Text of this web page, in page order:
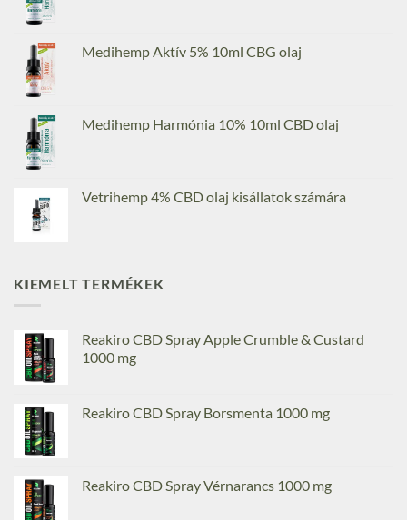
Medihemp Aktív 5% 10ml CBG olaj
Medihemp Harmónia 10% 10ml CBD olaj
Vetrihemp 4% CBD olaj kisállatok számára
KIEMELT TERMÉKEK
Reakiro CBD Spray Apple Crumble & Custard
1000 mg
Reakiro CBD Spray Borsmenta 1000 mg
Reakiro CBD Spray Vérnarancs 1000 mg